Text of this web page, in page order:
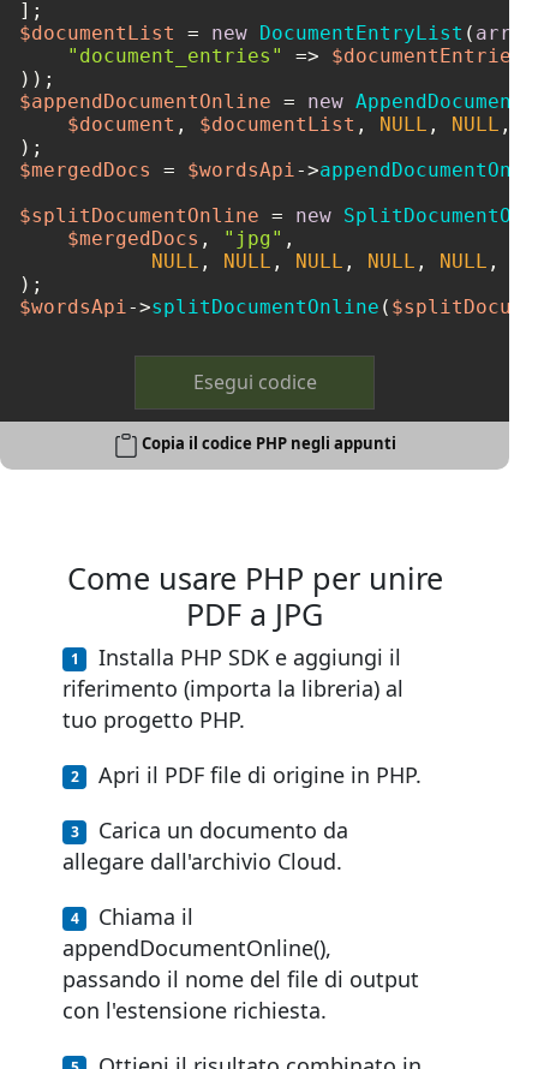
$documentList
= new DocumentEntryList ( array
"document_entries"
=> $documentEntries
$appendDocumentOnline = new
$document , $documentList , NULL , NULL ,
$mergedDocs
= $wordsApi->
$splitDocumentOnline = new
$mergedDocs , "jpg" ,
NULL , NULL , NULL , NULL , NULL ,
$wordsApi->splitDocumentOnline (
Esegui codice
Copia il codice PHP negli appunti
Come usare PHP per unire
PDF a JPG
Installa PHP SDK e aggiungi il
riferimento (importa la libreria) al
tuo progetto PHP.
Apri il PDF file di origine in PHP.
Carica un documento da
allegare dall'archivio Cloud.
Chiama il
appendDocumentOnline(),
passando il nome del file di output
con l'estensione richiesta.